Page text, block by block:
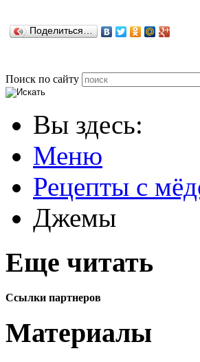
Поделиться…
Поиск по сайту
Вы здесь:
Меню
Рецепты с
Джемы
Еще читать
Ссылки партнеров
Материалы